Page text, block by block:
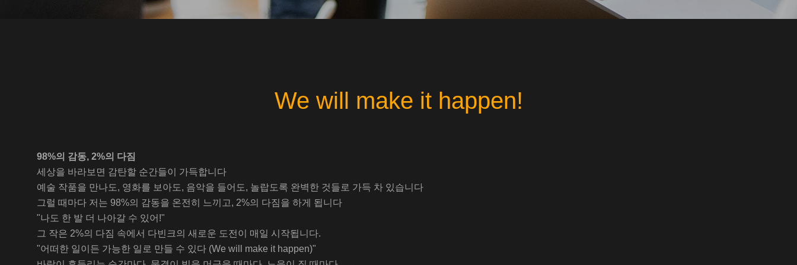
We will make it happen!
98%의 감동, 2%의 다짐
세상을 바라보면 감탄할 순간들이 가득합니다
예술 작품을 만나도, 영화를 보아도, 음악을 들어도, 놀랍도록 완벽한 것들로 가득 차 있습니다
그럴 때마다 저는 98%의 감동을 온전히 느끼고, 2%의 다짐을 하게 됩니다
"나도 한 발 더 나아갈 수 있어!"
그 작은 2%의 다짐 속에서 다빈크의 새로운 도전이 매일 시작됩니다.
"어떠한 일이든 가능한 일로 만들 수 있다 (We will make it happen)"